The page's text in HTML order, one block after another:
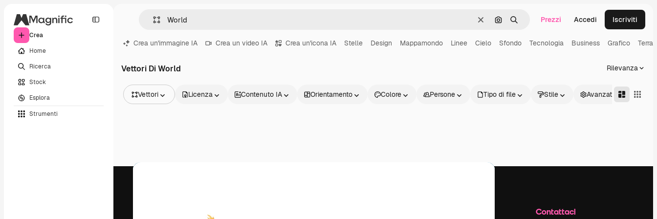
Crea
Home
Ricerca
Stock
Esplora
Strumenti
CancellaCerca per immagine
Ricerca Prezzi Accedi Iscriviti
Crea un'immagine IA Crea un video IA Crea un'icona IA Stelle Design Mappamondo Linee Cielo Sfondo Tecnologia Business Grafico Terra
Vettori Di World Rilevanza
Vettori
Video
Licenza Contenuto IA Orientamento Colore Persone Tipo di file Stile Avanzate
Contattaci